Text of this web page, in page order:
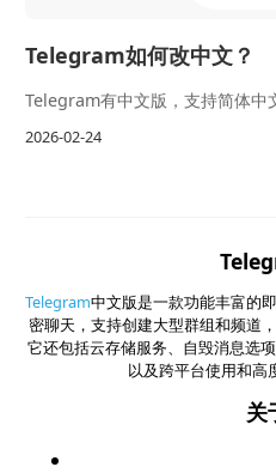
Telegram如何改中文？
Telegram有中文版，支持简体中
2026-02-24
Telegram中文版是一款功能丰富的
密聊天，支持创建大型群组和频道
它还包括云存储服务、自毁消息选
以及跨平台使用和高
关